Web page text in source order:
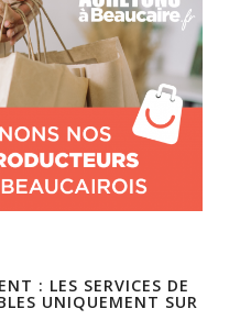
: LES SERVICES DE
UNIQUEMENT SUR